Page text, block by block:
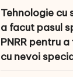
Tehnologie cu
a facut pasul
PNRR pentru
cu nevoi